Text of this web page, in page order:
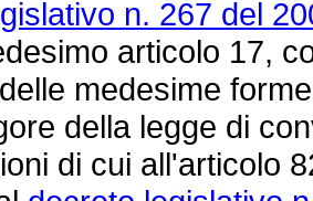
n. 267 del
articolo 17,
medesime
della legge di
di cui all'articolo